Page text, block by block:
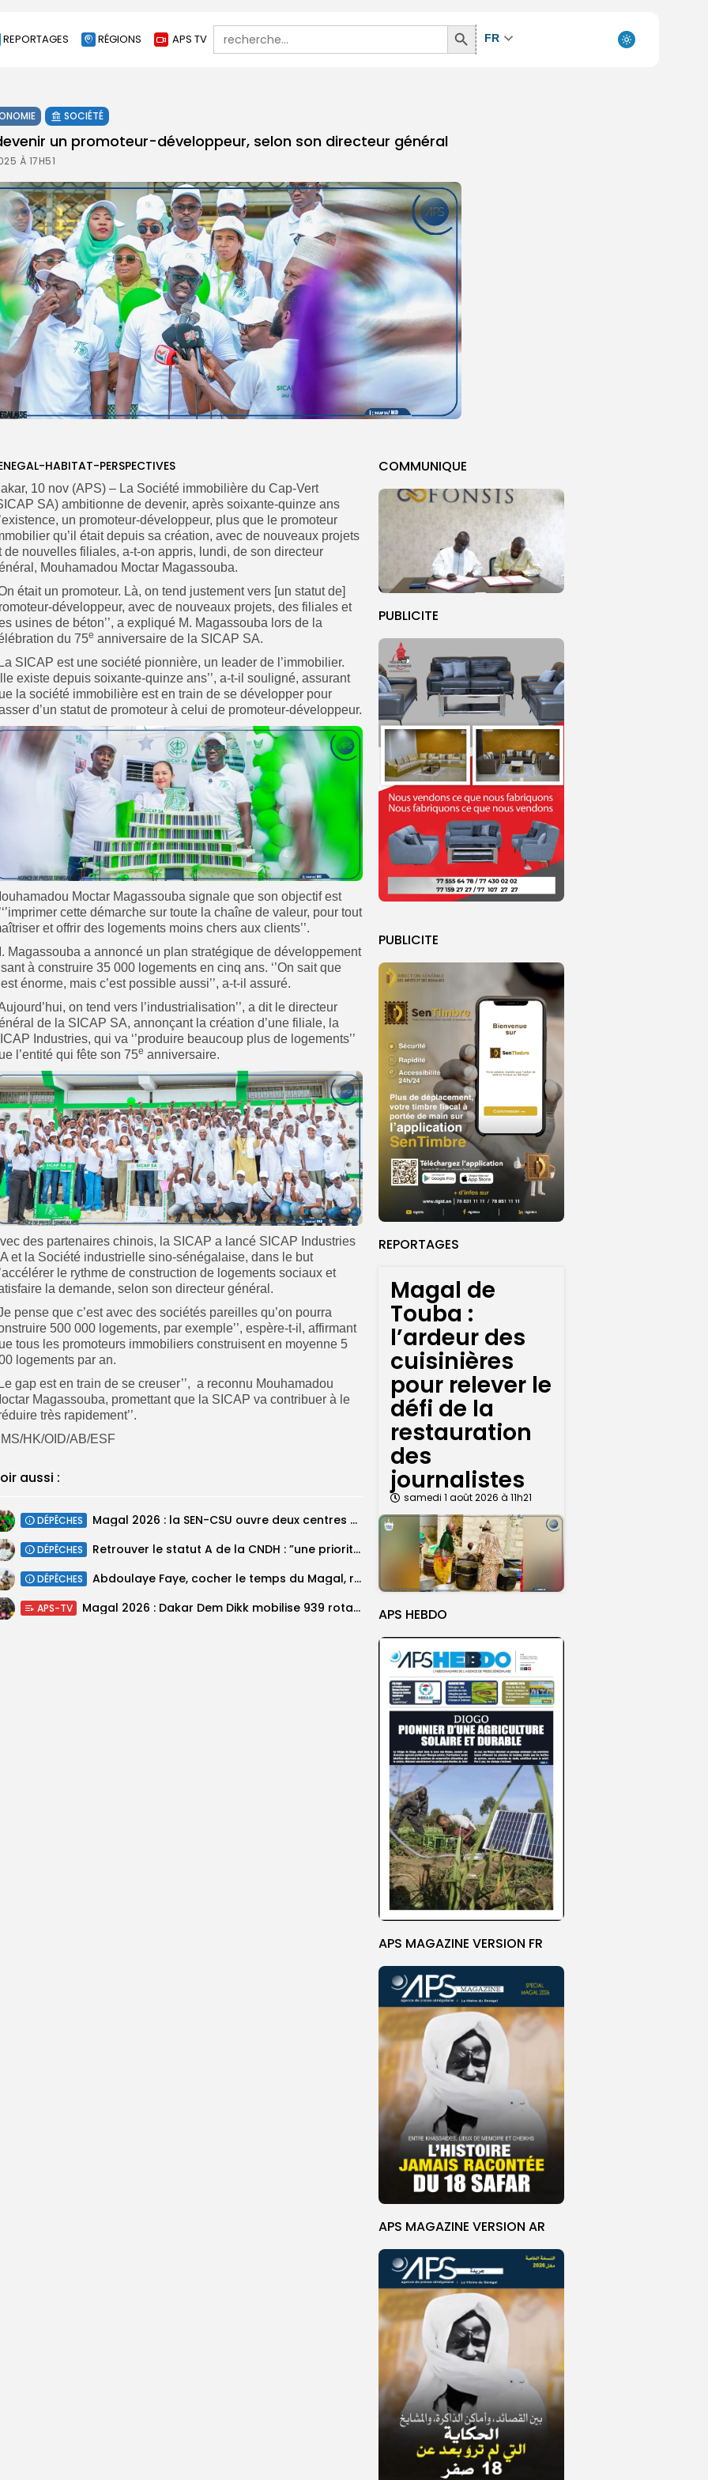
REPORTAGES RÉGIONS APS TV
Search
for:
Search
Button
FR
SOCIÉTÉ
un promoteur-développeur, selon son directeur général
À 17H51
COMMUNIQUE
PUBLICITE
PUBLICITE
REPORTAGES
Magal de
Touba :
l’ardeur des
cuisinières
pour relever le
défi de la
restauration
des
journalistes
samedi 1 août 2026 à 11h21
APS HEBDO
APS MAGAZINE VERSION FR
APS MAGAZINE VERSION AR
HABITAT-PERSPECTIVES
10 nov (APS) – La Société immobilière du Cap-Vert
SA) ambitionne de devenir, après soixante-quinze ans
un promoteur-développeur, plus que le promoteur
qu’il était depuis sa création, avec de nouveaux projets
de nouvelles filiales, a-t-on appris, lundi, de son directeur
Mouhamadou Moctar Magassouba.
était un promoteur. Là, on tend justement vers [un statut de]
développeur, avec de nouveaux projets, des filiales et
usines de béton’’, a expliqué M. Magassouba lors de la
du 75e anniversaire de la SICAP SA.
SICAP est une société pionnière, un leader de l’immobilier.
existe depuis soixante-quinze ans’’, a-t-il souligné, assurant
la société immobilière est en train de se développer pour
d’un statut de promoteur à celui de promoteur-développeur.
Moctar Magassouba signale que son objectif est
cette démarche sur toute la chaîne de valeur, pour tout
et offrir des logements moins chers aux clients’’.
Magassouba a annoncé un plan stratégique de développement
à construire 35 000 logements en cinq ans. ‘’On sait que
énorme, mais c’est possible aussi’’, a-t-il assuré.
on tend vers l’industrialisation’’, a dit le directeur
de la SICAP SA, annonçant la création d’une filiale, la
Industries, qui va ‘’produire beaucoup plus de logements’’
l’entité qui fête son 75e anniversaire.
des partenaires chinois, la SICAP a lancé SICAP Industries
et la Société industrielle sino-sénégalaise, dans le but
le rythme de construction de logements sociaux et
la demande, selon son directeur général.
pense que c’est avec des sociétés pareilles qu’on pourra
500 000 logements, par exemple’’, espère-t-il, affirmant
tous les promoteurs immobiliers construisent en moyenne 5
logements par an.
gap est en train de se creuser’’, a reconnu Mouhamadou
Magassouba, promettant que la SICAP va contribuer à le
très rapidement’’.
HK/OID/AB/ESF
aussi :
DÉPÊCHES Magal 2026 : la SEN-CSU ouvre deux centres d’enrôlement à Touba
DÉPÊCHES Retrouver le statut A de la CNDH : ”une priorité nationale”, selon...
DÉPÊCHES Abdoulaye Faye, cocher le temps du Magal, rêve d’un lendemain meilleur
APS-TV Magal 2026 : Dakar Dem Dikk mobilise 939 rotations et transporte près...